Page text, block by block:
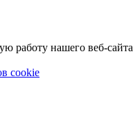
нашего веб-
cookie